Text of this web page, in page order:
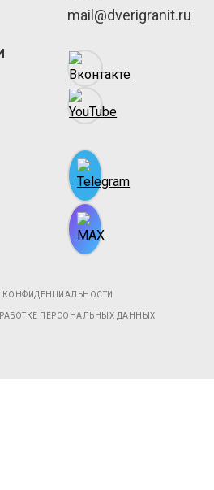
mail@dverigranit.ru
КОНФИДЕНЦИАЛЬНОСТИ
ПЕРСОНАЛЬНЫХ ДАННЫХ